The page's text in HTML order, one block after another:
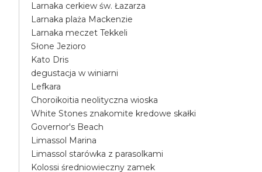
Larnaka cerkiew św. Łazarza
Larnaka plaża Mackenzie
Larnaka meczet Tekkeli
Słone Jezioro
Kato Dris
degustacja w winiarni
Lefkara
Choroikoitia neolityczna wioska
White Stones znakomite kredowe skałki
Governor's Beach
Limassol Marina
Limassol starówka z parasolkami
Kolossi średniowieczny zamek